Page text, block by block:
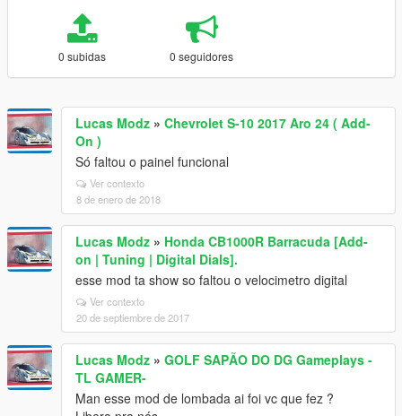
0 subidas 0 seguidores
Lucas Modz » Chevrolet S-10 2017 Aro 24 ( Add-
On )
Só faltou o painel funcional
Ver contexto
8 de enero de 2018
Lucas Modz » Honda CB1000R Barracuda [Add-
on | Tuning | Digital Dials].
esse mod ta show so faltou o velocimetro digital
Ver contexto
20 de septiembre de 2017
Lucas Modz » GOLF SAPÃO DO DG Gameplays -
TL GAMER-
Man esse mod de lombada ai foi vc que fez ?